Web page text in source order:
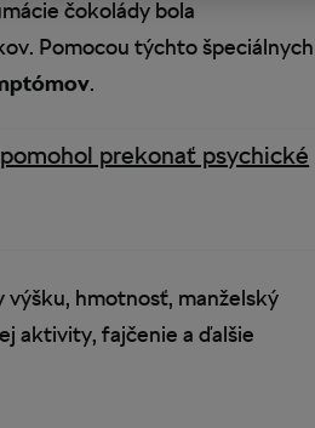
čokolády bola
Pomocou týchto špeciálnych
.
prekonať psychické
hmotnosť, manželský
aktivity, fajčenie a ďalšie